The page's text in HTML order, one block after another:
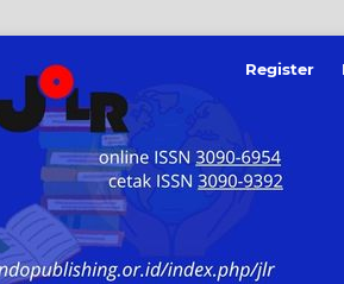
Register